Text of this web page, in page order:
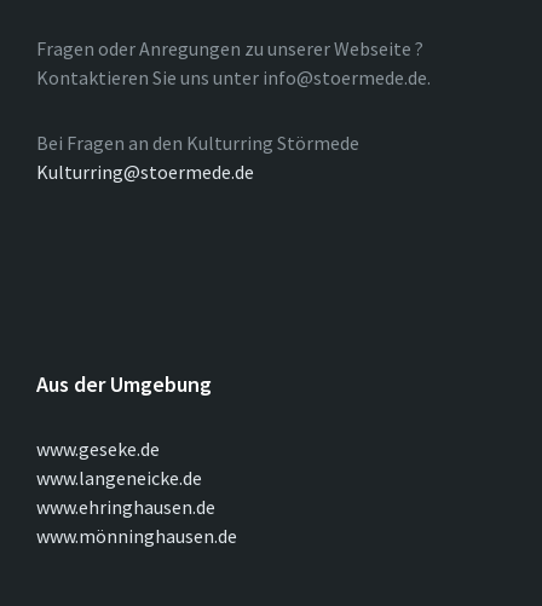
Fragen oder Anregungen zu unserer Webseite ?
Kontaktieren Sie uns unter info@stoermede.de.
Bei Fragen an den Kulturring Störmede
Kulturring@stoermede.de
Aus der Umgebung
www.geseke.de
www.langeneicke.de
www.ehringhausen.de
www.mönninghausen.de